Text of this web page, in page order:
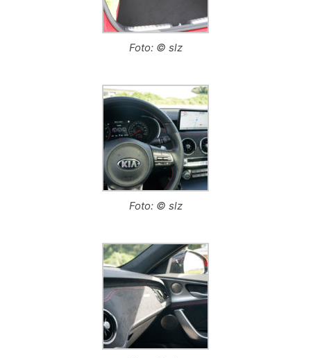
Foto: © slz
Foto: © slz